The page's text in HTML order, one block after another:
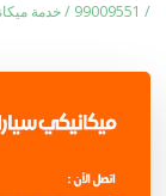
/ 99009551‬ / خدمة ميكانيكي سيارات متنقل